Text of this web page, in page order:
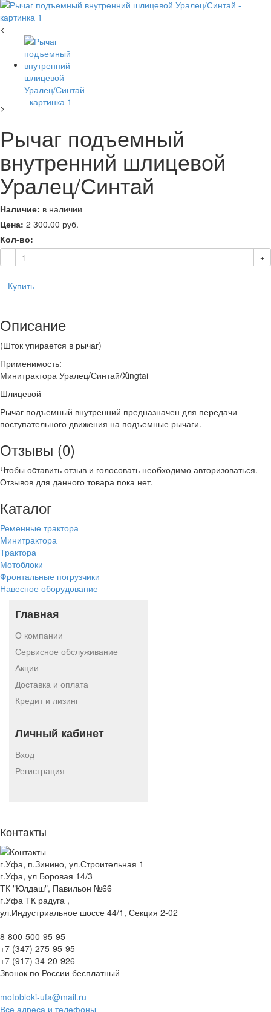
<
>
Рычаг подъемный
внутренний шлицевой
Уралец/Синтай
Наличие: в наличии
Цена: 2 300.00 руб.
Кол-во:
- +
Купить
Описание
(Шток упирается в рычаг)
Применимость:
Минитрактора Уралец/Синтай/Xingtai
Шлицевой
Рычаг подъемный внутренний предназначен для передачи
поступательного движения на подъемные рычаги.
Отзывы (0)
Чтобы оcтавить отзыв и голосовать необходимо авторизоваться.
Отзывов для данного товара пока нет.
Каталог
Ременные трактора
Минитрактора
Трактора
Мотоблоки
Фронтальные погрузчики
Навесное оборудование
Главная
О компании
Сервисное обслуживание
Акции
Доставка и оплата
Кредит и лизинг
Личный кабинет
Вход
Регистрация
Контакты
г.Уфа, п.Зинино, ул.Строительная 1
г.Уфа, ул Боровая 14/3
ТК "Юлдаш", Павильон №66
г.Уфа ТК радуга ,
ул.Индустриальное шоссе 44/1, Секция 2-02
8-800-500-95-95
+7 (347) 275-95-95
+7 (917) 34-20-926
Звонок по России бесплатный
motobloki-ufa@mail.ru
Все адреса и телефоны